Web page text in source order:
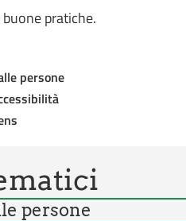
pratiche.
persone
persone